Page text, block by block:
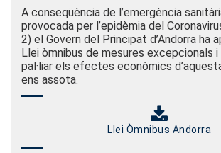
A conseqüència de l’emergència
provocada per l’epidèmia del
2) el Govern del Principat d’Andorra ha
Llei òmnibus de mesures excepcionals
pal·liar els efectes econòmics
ens assota.
Llei Òmnibus Andorra